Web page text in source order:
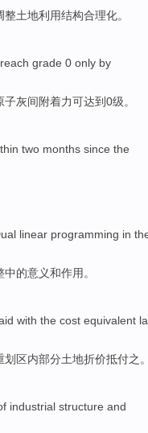
整土地利用结构合理化。
reach grade 0 only by
子灰间附着力可达到0级。
two months since the
linear programming in
中的意义和作用。
with the cost equivalent
划区内部分土地折价抵付之。
industrial structure and